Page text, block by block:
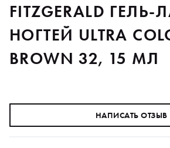
FITZGERALD
НОГТЕЙ ULTRA
BROWN 32, 15 МЛ
НАПИСАТЬ ОТЗЫВ